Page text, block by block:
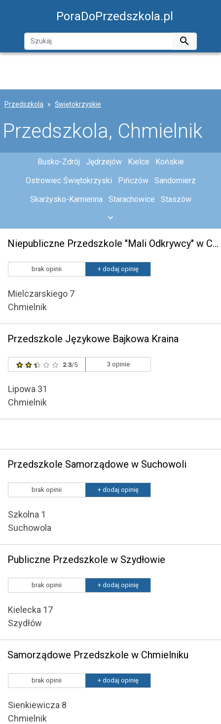
PoraDoPrzedszkola.pl

Przedszkola Świętokrzyskie
Przedszkola, Chmielnik
Busko-Zdrój Jędrzejów Kielce
Końskie
Ostrowiec Świętokrzyski
Pińczów
Sandomierz
Skarżysko-Kamienna
Starachowice Staszów
Niepubliczne Przedszkole "Mali Odkrywcy" w Chmielniku
brak opinii + dodaj opinię
Mielczarskiego 7
Chmielnik
Przedszkole Językowe Bajkowa Kraina
2.3/5 3 opinie
Lipowa 31
Chmielnik
Przedszkole Samorządowe w Suchowoli
brak opinii + dodaj opinię
Szkolna 1
Suchowola
Publiczne Przedszkole w Szydłowie
brak opinii + dodaj opinię
Kielecka 17
Szydłów
Samorządowe Przedszkole w Chmielniku
brak opinii + dodaj opinię
Sienkiewicza 8
Chmielnik